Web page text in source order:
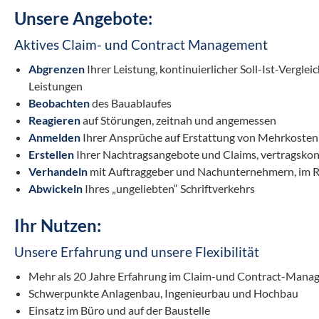
Unsere Angebote:
Aktives Claim- und Contract Management
Abgrenzen Ihrer Leistung, kontinuierlicher Soll-Ist-
Leistungen
Beobachtendes Bauablaufes
Reagierenauf Störungen, zeitnah und angemessen
Anmelden Ihrer Ansprüche auf Erstattung von
Erstellen Ihrer Nachtragsangebote und Claims,
Verhandeln mit Auftraggeber und Nachunternehmern, im
Abwickeln Ihres „ungeliebten“ Schriftverkehrs
Ihr Nutzen:
Unsere Erfahrung und unsere Flexibilität
Mehr als 20 Jahre Erfahrung im Claim-und Contract-
Schwerpunkte Anlagenbau, Ingenieurbau und Hochbau
Einsatz im Büro und auf der Baustelle